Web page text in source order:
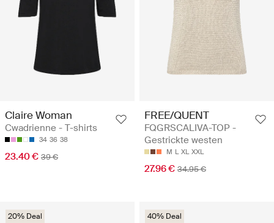
Claire Woman
Cwadrienne - T-shirts
34 36 38
23.40 € 39 €
FREE/QUENT
FQGRSCALIVA-TOP -
Gestrickte westen
M L XL XXL
27.96 € 34.95 €
20% Deal 40% Deal